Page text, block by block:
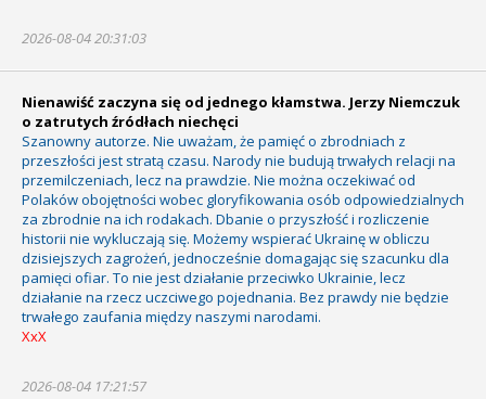
2026-08-04 20:31:03
Nienawiść zaczyna się od jednego kłamstwa. Jerzy Niemczuk
o zatrutych źródłach niechęci
Szanowny autorze. Nie uważam, że pamięć o zbrodniach z
przeszłości jest stratą czasu. Narody nie budują trwałych relacji na
przemilczeniach, lecz na prawdzie. Nie można oczekiwać od
Polaków obojętności wobec gloryfikowania osób odpowiedzialnych
za zbrodnie na ich rodakach. Dbanie o przyszłość i rozliczenie
historii nie wykluczają się. Możemy wspierać Ukrainę w obliczu
dzisiejszych zagrożeń, jednocześnie domagając się szacunku dla
pamięci ofiar. To nie jest działanie przeciwko Ukrainie, lecz
działanie na rzecz uczciwego pojednania. Bez prawdy nie będzie
trwałego zaufania między naszymi narodami.
XxX
2026-08-04 17:21:57